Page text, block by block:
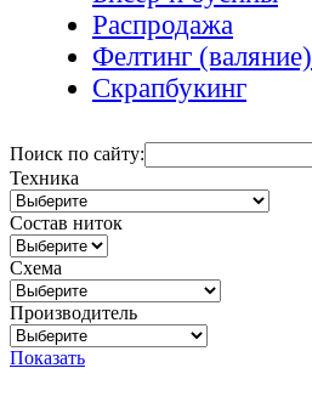
Распродажа
Фелтинг (валяние)
Скрапбукинг
Поиск по сайту:
Техника
Состав ниток
Схема
Производитель
Показать